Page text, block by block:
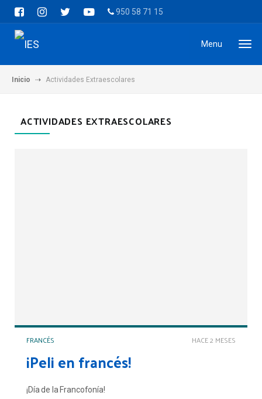
950 58 71 15
Menu
Inicio Actividades Extraescolares
ACTIVIDADES EXTRAESCOLARES
HACE 2 MESES
FRANCÉS
¡Peli en francés!
¡Día de la Francofonía!